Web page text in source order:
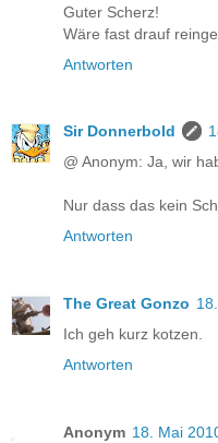
Guter Scherz!
Wäre fast drauf
Antworten
Sir Donnerbold
@ Anonym: Ja, wir
Nur dass das kein
Antworten
The Great Gonzo
Ich geh kurz kotzen.
Antworten
Anonym 18. Mai